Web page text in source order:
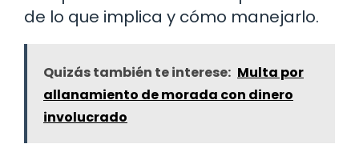
de lo que implica y cómo manejarlo.
Quizás también te interese: Multa por
allanamiento de morada con dinero
involucrado